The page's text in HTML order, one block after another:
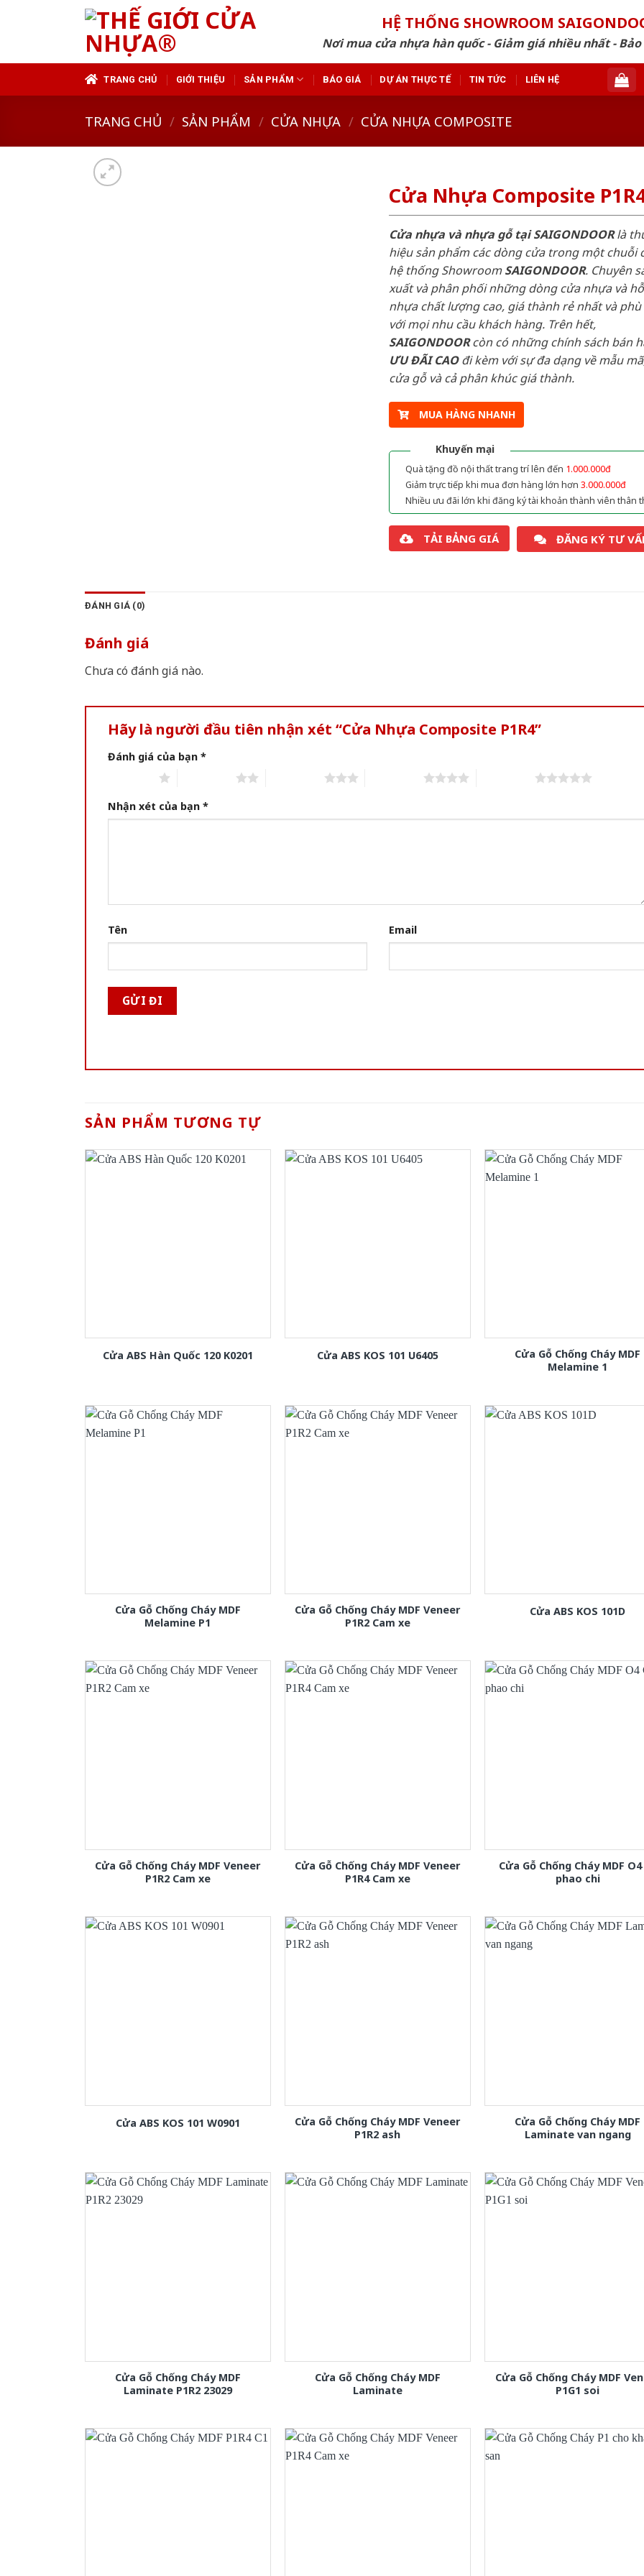
HỆ THỐNG SHOWROOM
Nơi mua cửa nhựa hàn quốc - Giảm giá nhiều nhất -
TRANG CHỦ GIỚI THIỆU SẢN PHẨM BÁO GIÁ DỰ ÁN THỰC TẾ TIN TỨC LIÊN HỆ
TRANG CHỦ / SẢN PHẨM / CỬA NHỰA / CỬA NHỰA COMPOSITE
Cửa Nhựa Composite
Cửa nhựa và nhựa gỗ tại SAIGONDOORlà
hiệu sản phẩm các dòng cửa trong một chuỗi
hệ thống ShowroomSAIGONDOOR. Chuyên
xuất và phân phối những dòng cửa nhựa và
nhựa chất lượng cao, giá thành rẻ nhất và
với mọi nhu cầu khách hàng. Trên hết,
SAIGONDOORcòn có những chính sách bán
ƯU ĐÃI CAOđi kèm với sự đa dạng về mẫu
cửa gỗ và cả phân khúc giá thành.
MUA HÀNG NHANH
Khuyến mại
Quà tặng đồ nội thất trang trí lên đến 1.000.000đ
Giảm trực tiếp khi mua đơn hàng lớn hơn 3.000.000đ
Nhiều ưu đãi lớn khi đăng ký tài khoản thành viên thân
TẢI BẢNG GIÁ ĐĂNG KÝ TƯ
ĐÁNH GIÁ (0)
Đánh giá
Chưa có đánh giá nào.
Hãy là người đầu tiên nhận xét “Cửa Nhựa Composite P1R4”
Đánh giá của bạn *
Nhận xét của bạn *
Tên Email
SẢN PHẨM TƯƠNG TỰ
Cửa ABS Hàn Quốc 120 K0201 Cửa ABS KOS 101 U6405
Cửa Gỗ Chống Cháy MDF
Melamine 1
Cửa Gỗ Chống Cháy MDF
Melamine P1
Cửa Gỗ Chống Cháy MDF Veneer
P1R2 Cam xe
Cửa ABS KOS 101D
Cửa Gỗ Chống Cháy MDF Veneer
P1R2 Cam xe
Cửa Gỗ Chống Cháy MDF Veneer
P1R4 Cam xe
Cửa Gỗ Chống Cháy MDF O4
phao chi
Cửa ABS KOS 101 W0901
Cửa Gỗ Chống Cháy MDF Veneer
P1R2 ash
Cửa Gỗ Chống Cháy MDF
Laminate van ngang
Cửa Gỗ Chống Cháy MDF
Laminate P1R2 23029
Cửa Gỗ Chống Cháy MDF
Laminate
Cửa Gỗ Chống Cháy MDF
P1G1 soi